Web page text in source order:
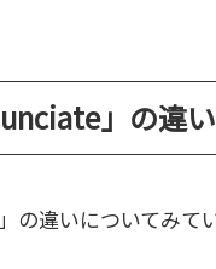
」の違
」の違いについてみて